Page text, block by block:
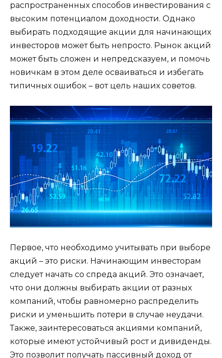
распространенных способов инвестирования с
высоким потенциалом доходности. Однако
выбирать подходящие акции для начинающих
инвесторов может быть непросто. Рынок акций
может быть сложен и непредсказуем, и помочь
новичкам в этом деле осваиваться и избегать
типичных ошибок – вот цель наших советов.
Первое, что необходимо учитывать при выборе
акций – это риски. Начинающим инвесторам
следует начать со спреда акций. Это означает,
что они должны выбирать акции от разных
компаний, чтобы равномерно распределить
риски и уменьшить потери в случае неудачи.
Также, заинтересоваться акциями компаний,
которые имеют устойчивый рост и дивиденды.
Это позволит получать пассивный доход от